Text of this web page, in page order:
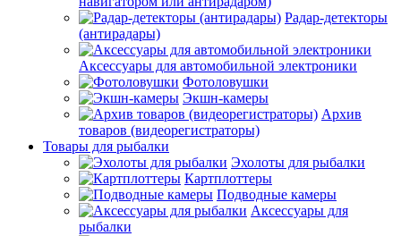
Радар-детекторы
(антирадары)
Аксессуары для автомобильной электроники
Фотоловушки
Экшн-камеры
Архив
товаров (видеорегистраторы)
Товары для рыбалки
Эхолоты для рыбалки
Картплоттеры
Подводные камеры
Аксессуары для
рыбалки